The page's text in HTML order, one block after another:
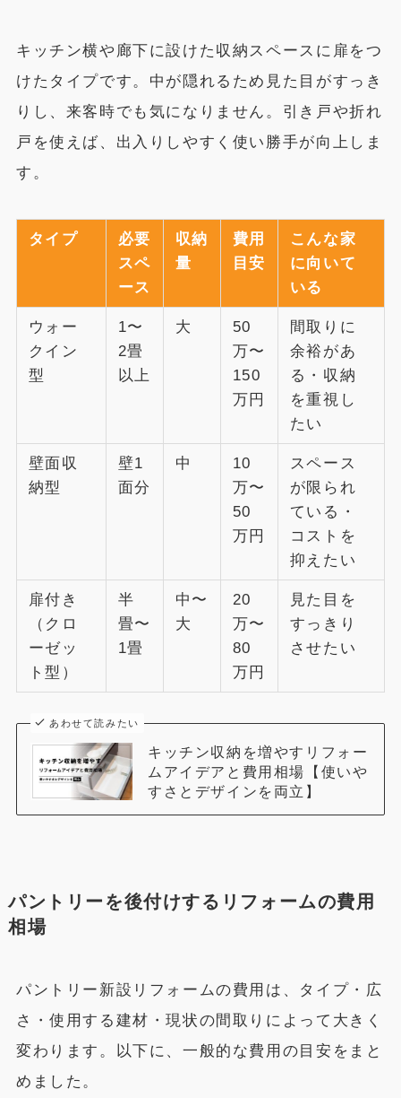
キッチン横や廊下に設けた収納スペースに扉をつ
けたタイプです。中が隠れるため見た目がすっき
りし、来客時でも気になりません。引き戸や折れ
戸を使えば、出入りしやすく使い勝手が向上しま
す。
タイプ
必要
スペ
ース
収納
量
費用
目安
こんな家
に向いて
いる
ウォー
クイン
型
1〜
2畳
以上
大
50
万〜
150
万円
間取りに
余裕があ
る・収納
を重視し
たい
壁面収
納型
壁1
面分
中
10
万〜
50
万円
スペース
が限られ
ている・
コストを
抑えたい
扉付き
（クロ
ーゼッ
ト型）
半
畳〜
1畳
中〜
大
20
万〜
80
万円
見た目を
すっきり
させたい
あわせて読みたい
キッチン収納を増やすリフォー
ムアイデアと費用相場【使いや
すさとデザインを両立】
パントリーを後付けするリフォームの費用
相場
パントリー新設リフォームの費用は、タイプ・広
さ・使用する建材・現状の間取りによって大きく
変わります。以下に、一般的な費用の目安をまと
めました。